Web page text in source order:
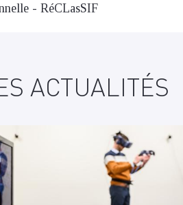
- RéCLasSIF
ACTUALITÉS